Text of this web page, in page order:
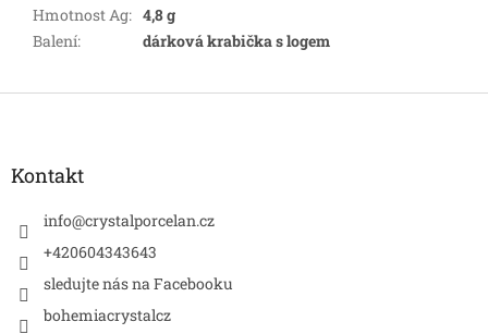
Hmotnost Ag: 4,8 g
Balení: dárková krabička s logem
Z
Kontakt
info@crystalporcelan.cz
+420604343643
sledujte nás na Facebooku
bohemiacrystalcz